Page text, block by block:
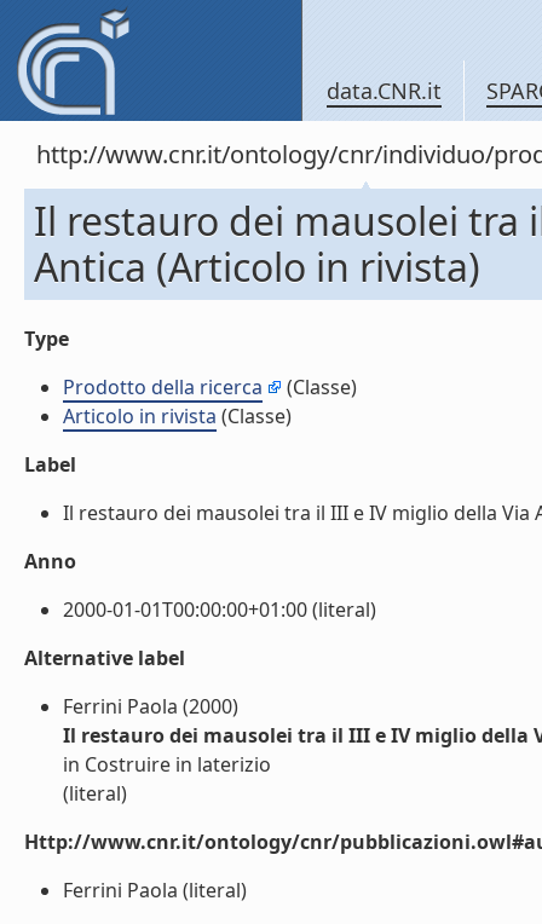
data.CNR.it
http://www.cnr.it/ontology/cnr/individuo/
Il restauro dei mausolei tra
Antica (Articolo in rivista)
Type
Prodotto della ricerca
(Classe)
Articolo in rivista (Classe)
Label
Il restauro dei mausolei tra il III e IV miglio della
Anno
2000-01-01T00:00:00+01:00 (literal)
Alternative label
Ferrini Paola (2000)
Il restauro dei mausolei tra il III e IV miglio della
in Costruire in laterizio
(literal)
Http://www.cnr.it/ontology/cnr/
Ferrini Paola (literal)